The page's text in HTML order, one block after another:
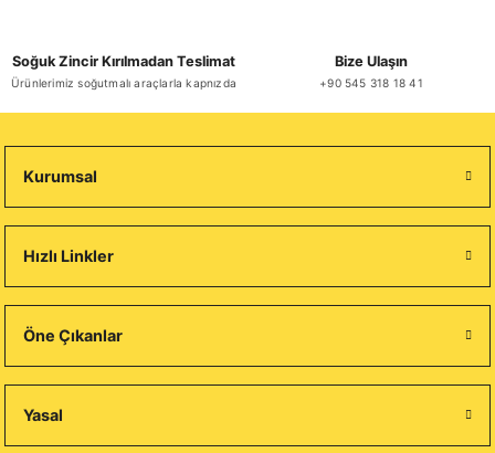
Soğuk Zincir Kırılmadan Teslimat
Ürünlerimiz soğutmalı araçlarla kapnızda
Bize Ulaşın
+90 545 318 18 41
Kurumsal
Hızlı Linkler
Öne Çıkanlar
Yasal